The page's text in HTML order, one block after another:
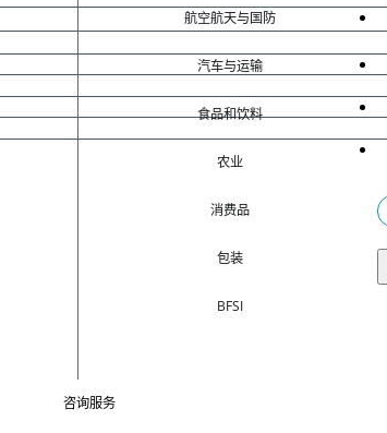
航空航天与国防
汽车与运输
食品和饮料
农业
消费品
包装
BFSI
咨询服务